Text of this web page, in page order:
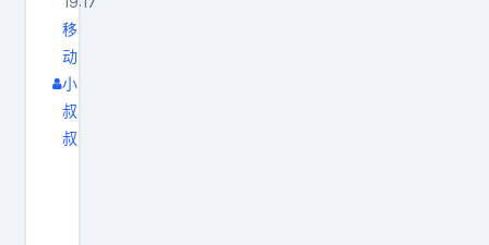
训
练
，
要
么
暂
时
没
资
金
和
设
计
能
力
移
动
小
叔
叔